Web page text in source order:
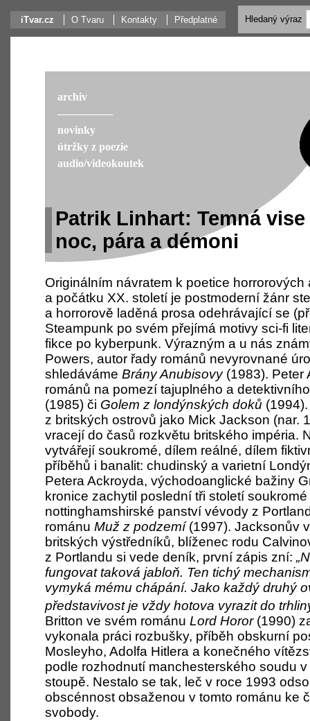
iTvar.cz O Tvaru Kontakty Předplatné
Patrik Linhart: Temná
noc, pára a démoni
Originálním návratem k poetice
a počátku XX. století je postmoderní žánr
a horrorově laděná prosa odehrávající se
Steampunk po svém přejímá motivy sci-fi
fikce po kyberpunk. Výrazným a u nás
Powers, autor řady románů nevyrovnané
shledáváme Brány Anubisovy(1983). Peter
románů na pomezí tajuplného a
(1985) či Golem z londýnských doků
z britských ostrovů jako Mick Jackson (nar.
vracejí do časů rozkvětu britského impéria.
vytvářejí soukromé, dílem reálné, dílem
příběhů i banalit: chudinský a varietní
Petera Ackroyda, východoanglické bažiny
kronice zachytil poslední tři století
nottinghamshirské panství vévody z
románu Muž z podzemí(1997). Jacksonův
britských výstředníků, blíženec rodu
z Portlandu si vede deník, první zápis zní:
fungovat taková jabloň. Ten tichý
vymyká mému chápání. Jako každý druhý
představivost je vždy hotova vyrazit do
Britton ve svém románu Lord Horor(1990)
vykonala práci rozbušky, příběh obskurní
Mosleyho, Adolfa Hitlera a konečného
podle rozhodnutí manchesterského soudu
stoupě. Nestalo se tak, leč v roce 1993
obscénnost obsaženou v tomto románu ke
svobody.
archiv
––––––––––
novinky
útržky z poezie
audio/videokoutek
Hledaný výraz